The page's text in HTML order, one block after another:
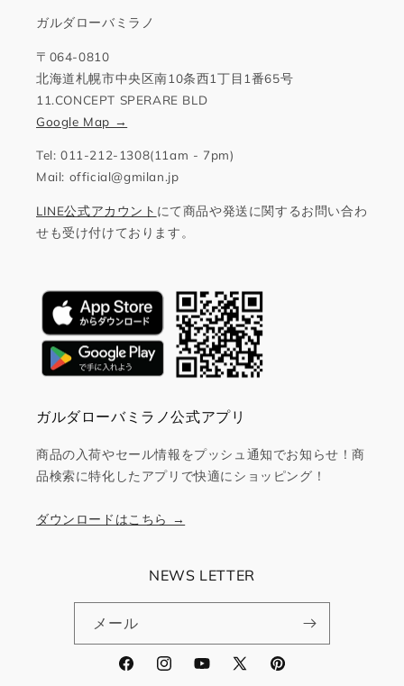
ガルダローバミラノ
〒064-0810
北海道札幌市中央区南10条西1丁目1番65号
11.CONCEPT SPERARE BLD
Google Map →
Tel: 011-212-1308(11am - 7pm)
Mail: official@gmilan.jp
LINE公式アカウント にて商品や発送に関するお問い合わ
せも受け付けております。
ガルダローバミラノ公式アプリ
商品の入荷やセール情報をプッシュ通知でお知らせ！商
品検索に特化したアプリで快適にショッピング！
ダウンロードはこちら →
NEWS LETTER
メール
FacebookInstagramYouTube
X Pinterest